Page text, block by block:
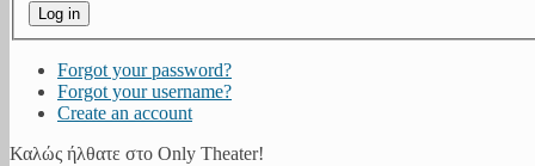
Forgot your password?
Forgot your username?
Create an account
Καλώς ήλθατε στο Only Theater!